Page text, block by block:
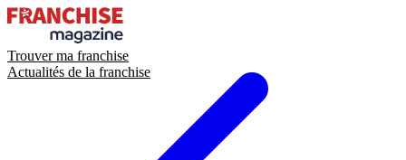
Trouver ma franchise
Actualités de la franchise